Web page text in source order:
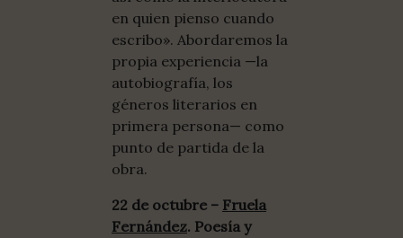
en quien pienso cuando
escribo». Abordaremos la
propia experiencia —la
autobiografía, los
géneros literarios en
primera persona— como
punto de partida de la
obra.
22 de octubre – Fruela
Fernández. Poesía y